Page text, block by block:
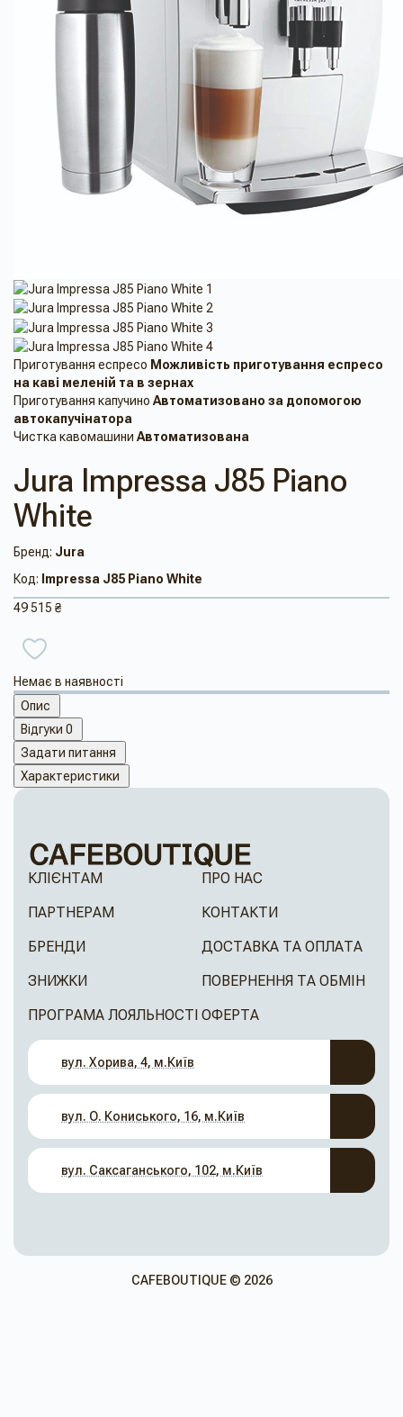
Приготування еспресо Можливість приготування еспресо
на кавi меленiй та в зернах
Приготування капучино Автоматизовано за допомогою
автокапучінатора
Чистка кавомашини Автоматизована
Jura Impressa J85 Piano
White
Бренд: Jura
Код: Impressa J85 Piano White
49 515 ₴
Немає в наявності
Опис
Відгуки 0
Задати питання
Характеристики
КЛІЄНТАМ
ПАРТНЕРАМ
БРЕНДИ
ЗНИЖКИ
ПРОГРАМА ЛОЯЛЬНОСТІ
ПРО НАС
КОНТАКТИ
ДОСТАВКА ТА ОПЛАТА
ПОВЕРНЕННЯ ТА ОБМІН
ОФЕРТА
вул. Хорива, 4, м.Київ
вул. О. Кониського, 16, м.Київ
вул. Саксаганського, 102, м.Київ
CAFEBOUTIQUE © 2026